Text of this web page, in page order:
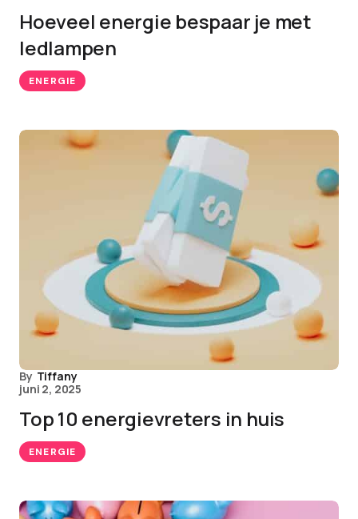
Hoeveel energie bespaar je met
ledlampen
ENERGIE
By Tiffany
juni 2, 2025
Top 10 energievreters in huis
ENERGIE